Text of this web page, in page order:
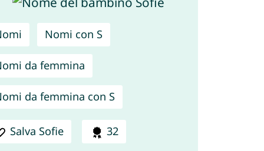
Nomi con S
da femmina
da femmina con S
Salva Sofie 32